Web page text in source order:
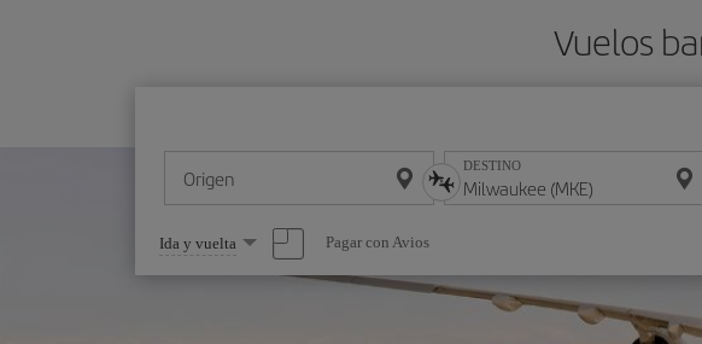
Vuelos
Origen DESTINO
Seleccione
una
opción
Ida y vuelta Pagar con Avios